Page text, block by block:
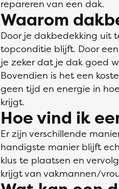
repareren van een dak.
Waarom
Door je dakbedekking uit
topconditie blijft. Door
je zeker dat je dak goed
Bovendien is het een
geen tijd en energie in
krijgt.
Hoe vind ik
Er zijn verschillende
handigste manier blijft
klus te plaatsen en
krijgt van vakmannen/